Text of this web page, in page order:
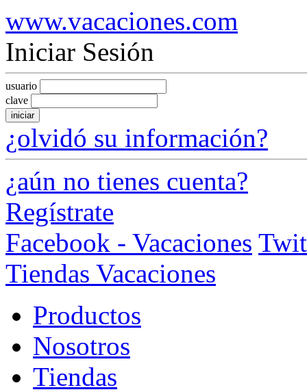
www.vacaciones.com
Iniciar Sesión
usuario
clave
iniciar
¿olvidó su información?
¿aún no tienes cuenta?
Regístrate
Facebook - Vacaciones
Tiendas Vacaciones
Productos
Nosotros
Tiendas